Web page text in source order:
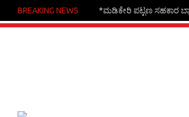
BREAKING NEWS *ಮಡಿಕೇರಿ ಪಟ್ಟಣ ಸಹಕಾರ